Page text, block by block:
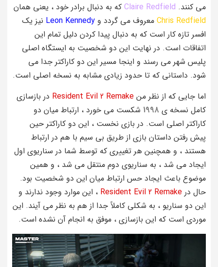
می کنند. Claire Redfield که به دنبال برادر خود ، یعنی همان
Chris Redfield معروف می گردد و Leon Kennedy نیز یک
افسر تازه کار است که به دنبال پیدا کردن دلیل تمام این
اتفاقات است. در نهایت این دو شخصیت به ایستگاه اصلی
پلیس شهر می رسند و اینجا مسیر این دو کاراکتر جدا می
شود. داستانی که تا حدود زیادی مشابه به نسخه اصلی است.
اما جایی که از نظر من Resident Evil 2 Remake در بازسازی
کامل نسخه ی 1998 شکست می خورد ، ارتباط میان دو
کاراکتر اصلی است. در بازی نخست ، این دو کاراکتر حین
پیش رفتن داستان بازی از طریق بی سیم با هم در ارتباط
هستند ، و همچنین هر تغییری که توسط شما در سناریوی اول
ایجاد می شد ، به سناریوی دوم منتقل می شد ، و همین
موضوع باعث ایجاد حس ارتباط میان این دو شخصیت بود.
حال در Resident Evil 2 Remake ، این موارد وجود ندارند و
این دو سناریو ، به شکلی کاملاً جدا از هم به نظر می آیند. این
موردی است که این بازسازی ، موفق به انجام آن نشده است.